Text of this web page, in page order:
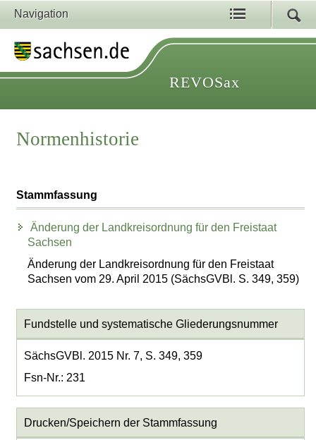
Navigation
REVOSax
Normenhistorie
Stammfassung
Änderung der Landkreisordnung für den Freistaat
Sachsen
Änderung der Landkreisordnung für den Freistaat
Sachsen vom 29. April 2015 (SächsGVBl. S. 349, 359)
Fundstelle und systematische Gliederungsnummer
SächsGVBl. 2015 Nr. 7, S. 349, 359
Fsn-Nr.: 231
Drucken/Speichern der Stammfassung